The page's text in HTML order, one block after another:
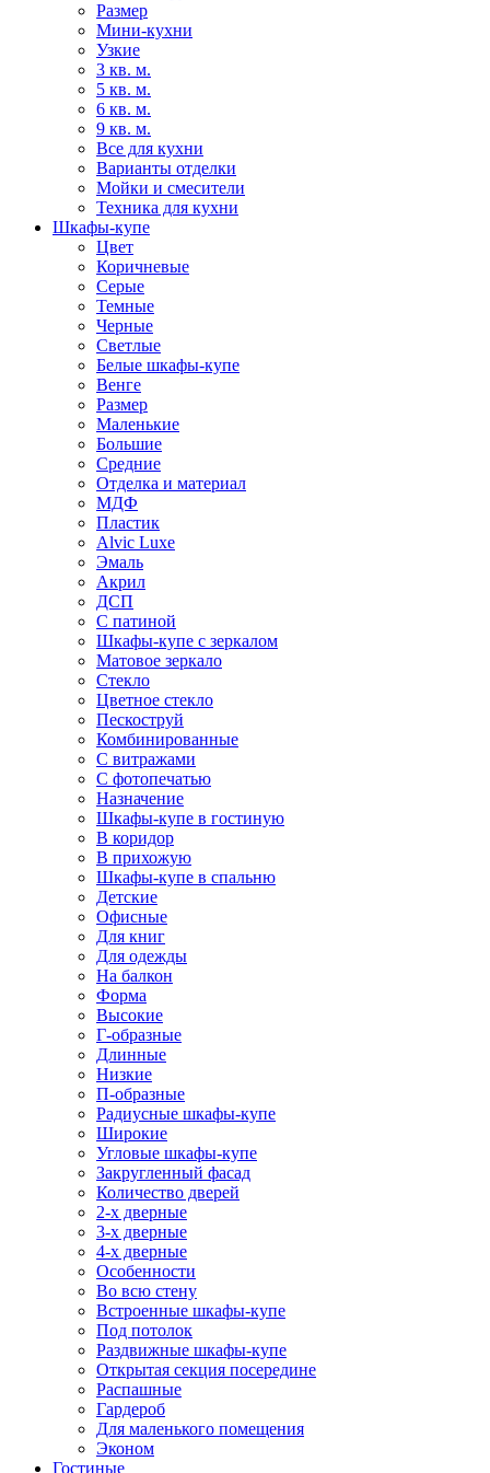
Размер
Мини-кухни
Узкие
3 кв. м.
5 кв. м.
6 кв. м.
9 кв. м.
Все для кухни
Варианты отделки
Мойки и смесители
Техника для кухни
Шкафы-купе
Цвет
Коричневые
Серые
Темные
Черные
Светлые
Белые шкафы-купе
Венге
Размер
Маленькие
Большие
Средние
Отделка и материал
МДФ
Пластик
Alvic Luxe
Эмаль
Акрил
ДСП
С патиной
Шкафы-купе с зеркалом
Матовое зеркало
Стекло
Цветное стекло
Пескоструй
Комбинированные
С витражами
С фотопечатью
Назначение
Шкафы-купе в гостиную
В коридор
В прихожую
Шкафы-купе в спальню
Детские
Офисные
Для книг
Для одежды
На балкон
Форма
Высокие
Г-образные
Длинные
Низкие
П-образные
Радиусные шкафы-купе
Широкие
Угловые шкафы-купе
Закругленный фасад
Количество дверей
2-х дверные
3-х дверные
4-х дверные
Особенности
Во всю стену
Встроенные шкафы-купе
Под потолок
Раздвижные шкафы-купе
Открытая секция посередине
Распашные
Гардероб
Для маленького помещения
Эконом
Гостиные